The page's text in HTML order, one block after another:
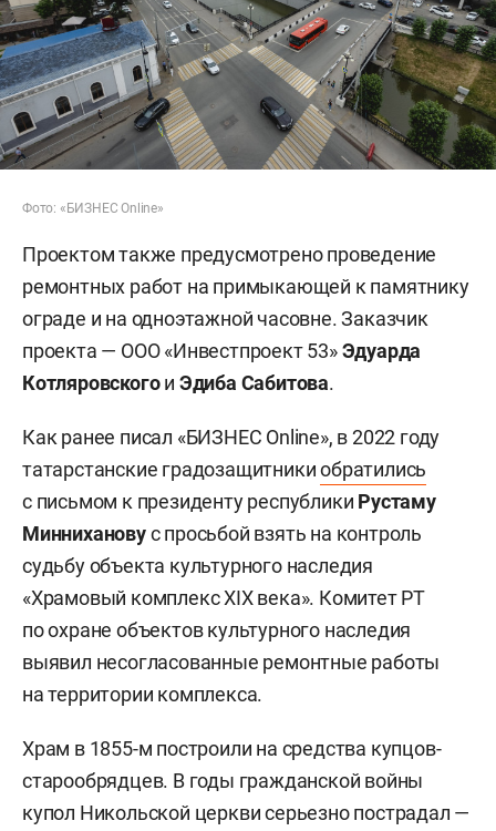
Фото: «БИЗНЕС Online»
Проектом также предусмотрено проведение
ремонтных работ на примыкающей к памятнику
ограде и на одноэтажной часовне. Заказчик
проекта — ООО «Инвестпроект 53»Эдуарда
Котляровскогои Эдиба Сабитова.
Как ранее писал «БИЗНЕС Online», в 2022 году
татарстанские градозащитникиобратились
с письмом к президенту республики Рустаму
Миннихановус просьбой взять на контроль
судьбу объекта культурного наследия
«Храмовый комплекс XIX века». Комитет РТ
по охране объектов культурного наследия
выявил несогласованные ремонтные работы
на территории комплекса.
Храм в 1855-м построили на средства купцов-
старообрядцев. В годы гражданской войны
купол Никольской церкви серьезно пострадал —